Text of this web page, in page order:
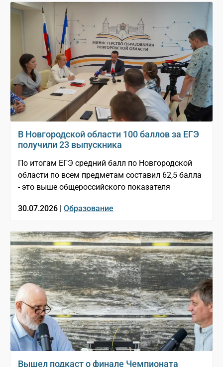
В Новгородской области 100 баллов за ЕГЭ
получили 23 выпускника
По итогам ЕГЭ средний балл по Новгородской
области по всем предметам составил 62,5 балла
- это выше общероссийского показателя
30.07.2026 | Образование
Вышел подкаст о финале Чемпионата